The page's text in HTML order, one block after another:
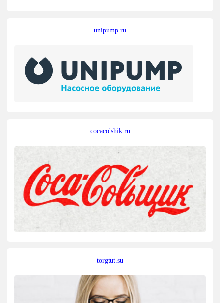
unipump.ru
cocacolshik.ru
torgtut.su